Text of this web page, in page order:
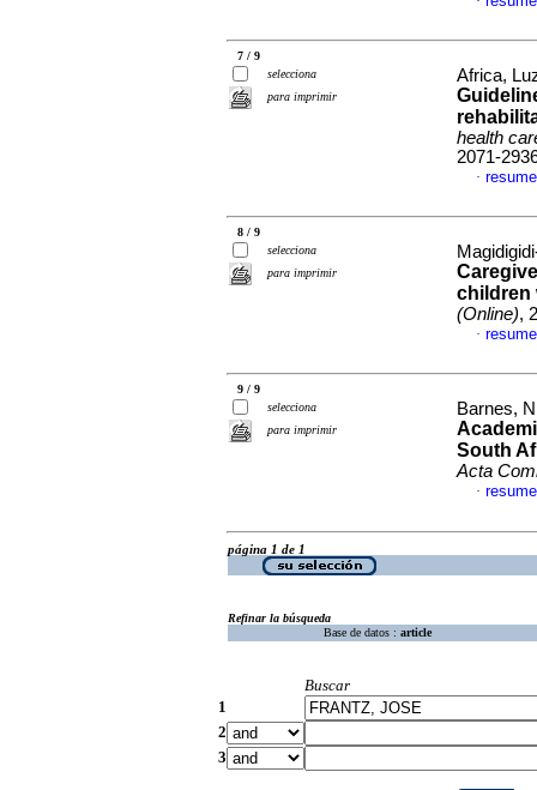
7 / 9
selecciona
para imprimir
Africa,
health
2071-
·
8 / 9
selecciona
para imprimir
children
(Online),
·
9 / 9
selecciona
para imprimir
Barnes,
South
Acta
·
página 1 de 1
Refinar la búsqueda
Base de datos : article
Buscar
1
2
3